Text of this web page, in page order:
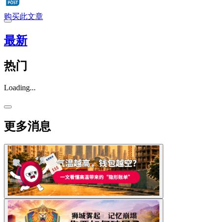
购买此文章
最新
热门
Loading...
更多消息